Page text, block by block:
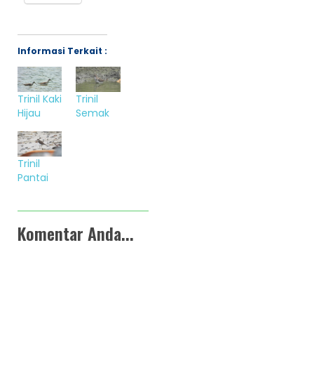
Informasi Terkait :
Trinil Kaki
Hijau
Trinil
Semak
Trinil
Pantai
Komentar Anda...